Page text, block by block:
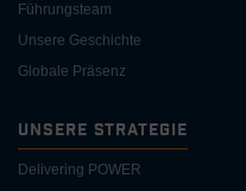
Führungsteam
Unsere Geschichte
Globale Präsenz
Unsere Strategie
Delivering POWER